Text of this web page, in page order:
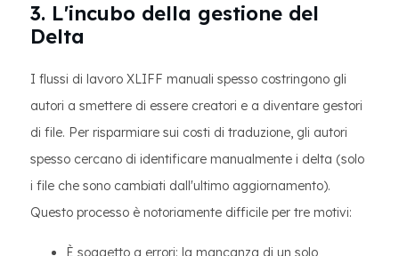
3. L'incubo della gestione del
Delta
I flussi di lavoro XLIFF manuali spesso costringono gli
autori a smettere di essere creatori e a diventare gestori
di file. Per risparmiare sui costi di traduzione, gli autori
spesso cercano di identificare manualmente i delta (solo
i file che sono cambiati dall'ultimo aggiornamento).
Questo processo è notoriamente difficile per tre motivi:
È soggetto a errori: la mancanza di un solo